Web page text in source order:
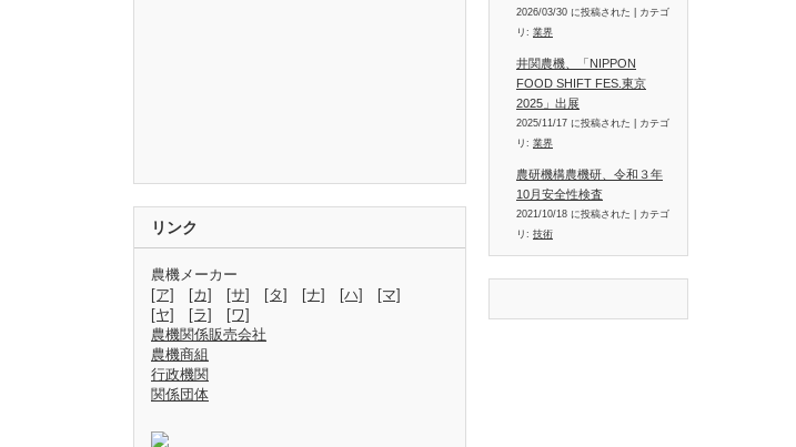
リンク
農機メーカー
[ア]
[カ] [サ] [タ] [ナ] [ハ]
[マ]
[ヤ]
[ラ]
[ワ]
農機関係販売会社
農機商組
行政機関
関係団体
2026/03/30 に投稿された
カテゴ
リ: 業界
井関農機、「NIPPON
FOOD SHIFT FES.東京
2025」出展
2025/11/17 に投稿された
カテゴ
リ: 業界
農研機構農機研、令和３年
10月安全性検査
2021/10/18 に投稿された
カテゴ
リ: 技術